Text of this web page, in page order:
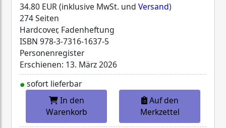
34.80 EUR (inklusive MwSt. und Versand)
274 Seiten
Hardcover, Fadenheftung
ISBN 978-3-7316-1637-5
Personenregister
Erschienen: 13. März 2026
sofort lieferbar
In den
Warenkorb
Auf den
Merkzettel